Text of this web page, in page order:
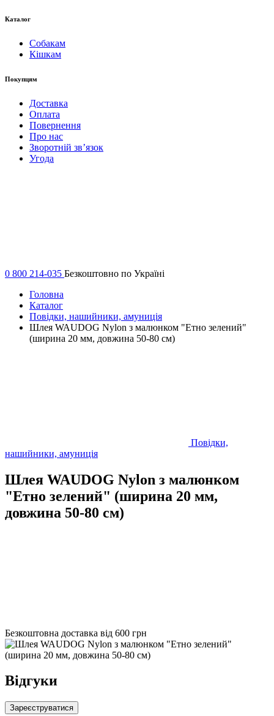
Каталог
Собакам
Кішкам
Покупцям
Доставка
Оплата
Повернення
Про нас
Зворотній зв’язок
Угода
0 800 214-035 Безкоштовно по Україні
Головна
Каталог
Повідки, нашийники, амуниція
Шлея WAUDOG Nylon з малюнком "Етно зелений"
(ширина 20 мм, довжина 50-80 см)
Повідки,
нашийники, амуниція
Шлея WAUDOG Nylon з малюнком
"Етно зелений" (ширина 20 мм,
довжина 50-80 см)
Безкоштовна доставка від 600 грн
Відгуки
Зареєструватися